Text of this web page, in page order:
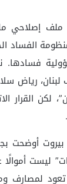
ملف إصلاحي
الفساد
رياض
لكن القرار
أوضحت
ليست أموالًا
لمصارف